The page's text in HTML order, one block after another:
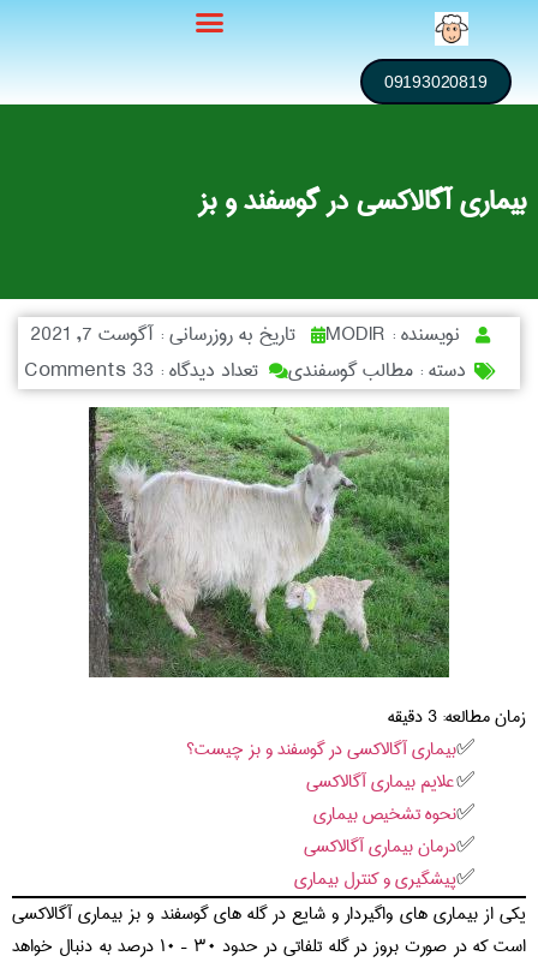
09193020819
بیماری آگالاکسی در گوسفند و بز
نویسنده : تاریخ به روزرسانی : آگوست 7, 2021
دسته : مطالب گوسفندی تعداد دیدگاه : 33 Comments
زمان مطالعه:3دقیقه
بیماری آگالاکسی در گوسفند و بز چیست؟
علایم بیماری آگالاکسی
نحوه تشخیص بیماری
درمان بیماری آگالاکسی
پیشگیری و کنترل بیماری
یکی از بیماری های واگیردار و شایع در گله های گوسفند و بز بیماری آگالاکسی
است که در صورت بروز در گله تلفاتی در حدود ۳۰ – ۱۰ درصد به دنبال خواهد